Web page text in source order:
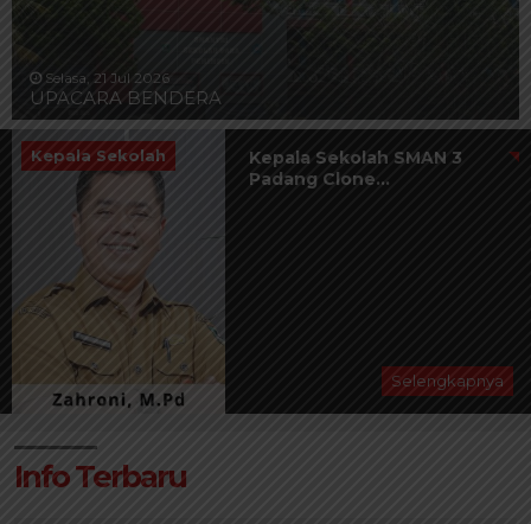
Selasa, 21 Jul 2026
UPACARA BENDERA
Kepala Sekolah
Kepala Sekolah SMAN 3
Padang Clone...
Selengkapnya
Info Terbaru